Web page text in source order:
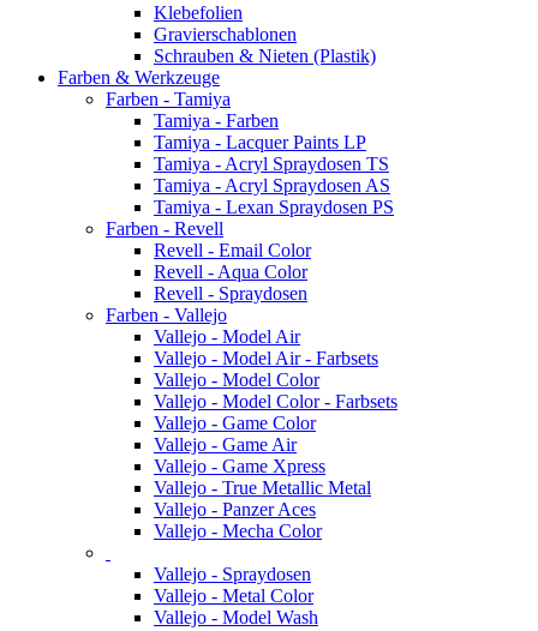
Klebefolien
Gravierschablonen
Schrauben & Nieten (Plastik)
Farben & Werkzeuge
Farben - Tamiya
Tamiya - Farben
Tamiya - Lacquer Paints LP
Tamiya - Acryl Spraydosen TS
Tamiya - Acryl Spraydosen AS
Tamiya - Lexan Spraydosen PS
Farben - Revell
Revell - Email Color
Revell - Aqua Color
Revell - Spraydosen
Farben - Vallejo
Vallejo - Model Air
Vallejo - Model Air - Farbsets
Vallejo - Model Color
Vallejo - Model Color - Farbsets
Vallejo - Game Color
Vallejo - Game Air
Vallejo - Game Xpress
Vallejo - True Metallic Metal
Vallejo - Panzer Aces
Vallejo - Mecha Color
Vallejo - Spraydosen
Vallejo - Metal Color
Vallejo - Model Wash